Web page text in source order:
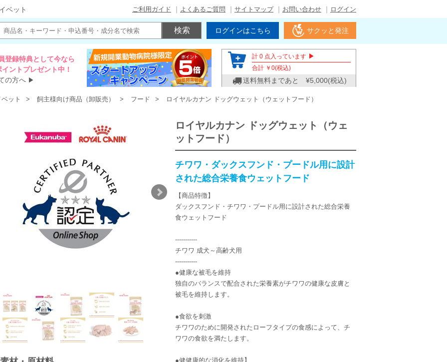
ベット ご利用ガイド よくあるご質問 サイトマップ お問い合わせ ログイン
ログインはこちら サクッと発注
登録特典として今なら
ントプレゼント中！
の方へ ▶
計 0 点入っています ▶
合計 ￥ 0(税込)
送料無料まであと ¥5,000(税込)
ット 飼主様向け商品（卸販売） フード ロイヤルカナン ドッグウェット（ウェットフード）
ロイヤルカナン ドッグウェット（ウェ
ットフード）
チワワ・ダックスフンド・プードル用に設計
された総合栄養食ウェットフード
【商品特徴】
ダックスフンド・チワワ・プードル用に設計された総合栄養
食ウェットフード
-----------
チワワ 成犬～高齢犬用
-----------
●健康な被毛を維持
独自のバランスで配合された栄養素がチワワの健康な皮膚と
被毛を維持します。
●食欲を刺激
チワワのために開発されたローフタイプの食感によって、チ
ワワの食欲を満たします。
●健健康的な消化を維持】